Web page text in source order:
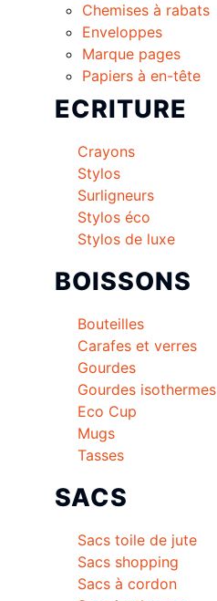
Chemises à rabats
Enveloppes
Marque pages
Papiers à en-tête
ECRITURE
Crayons
Stylos
Surligneurs
Stylos éco
Stylos de luxe
BOISSONS
Bouteilles
Carafes et verres
Gourdes
Gourdes isothermes
Eco Cup
Mugs
Tasses
SACS
Sacs toile de jute
Sacs shopping
Sacs à cordon